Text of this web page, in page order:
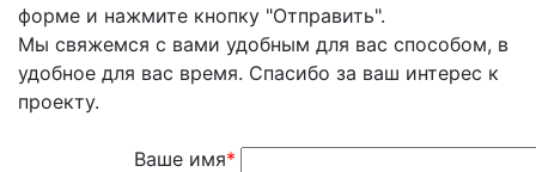
форме и нажмите кнопку "Отправить".
Мы свяжемся с вами удобным для вас способом, в
удобное для вас время. Спасибо за ваш интерес к
проекту.
Ваше имя*